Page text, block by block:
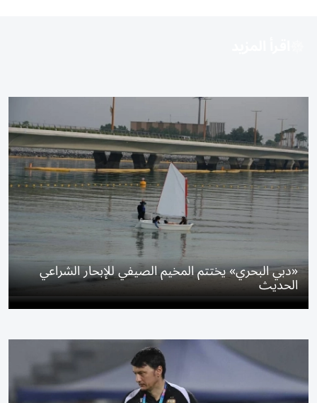
«دبي البحري» يختتم المخيم الصيفي للإبحار الشراعي
الحديث